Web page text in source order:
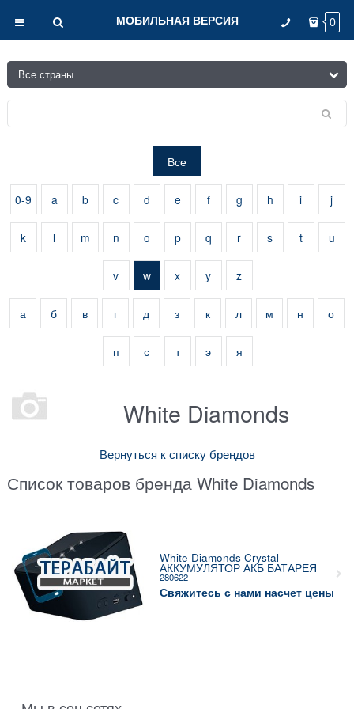
МОБИЛЬНАЯ ВЕРСИЯ 0
Все
0-9 a b c d e f g h i j
k l m n o p q r s t u
v w x y z
а б в г д з к л м н о
п с т э я
White Diamonds
Вернуться к списку брендов
Список товаров бренда White Diamonds
White Diamonds Crystal
АККУМУЛЯТОР АКБ БАТАРЕЯ
280622
Свяжитесь с нами насчет цены